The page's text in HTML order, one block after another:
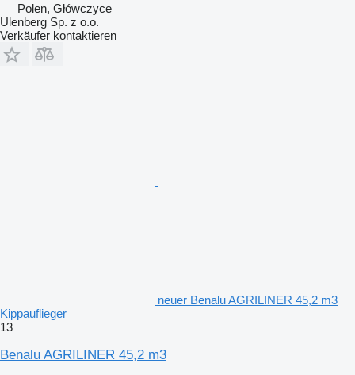
Polen, Główczyce
Ulenberg Sp. z o.o.
Verkäufer kontaktieren
neuer Benalu AGRILINER 45,2 m3
Kippauflieger
13
Benalu AGRILINER 45,2 m3